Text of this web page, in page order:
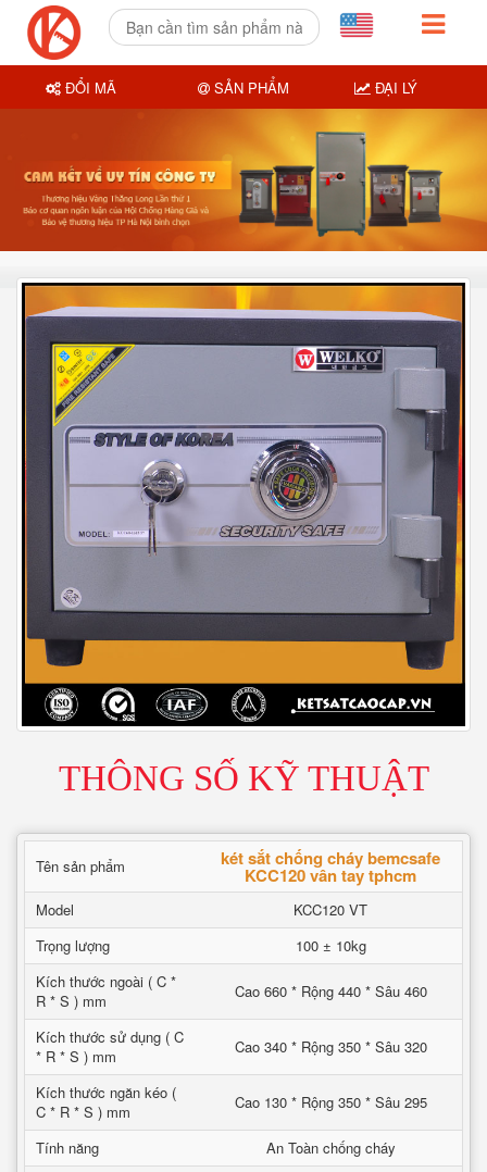
THÔNG SỐ KỸ THUẬT
Tên sản phẩm két sắt chống cháy bemcsafe
KCC120 vân tay tphcm
Model
KCC120 VT
Trọng lượng
100 ± 10kg
Kích thước ngoài ( C *
R * S ) mm
Cao 660 * Rộng 440 * Sâu 460
Kích thước sử dụng ( C
* R * S ) mm
Cao 340 * Rộng 350 * Sâu 320
Kích thước ngăn kéo (
C * R * S ) mm
Cao 130 * Rộng 350 * Sâu 295
Tính năng
An Toàn chống cháy
ĐỔI MÃ SẢN PHẨM ĐẠI LÝ